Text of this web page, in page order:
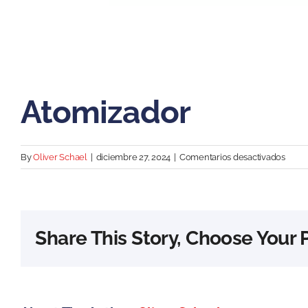
Atomizador
ByOliver Schael diciembre 27, 2024 Comentarios desactivadosen
Share This Story, Choose Your